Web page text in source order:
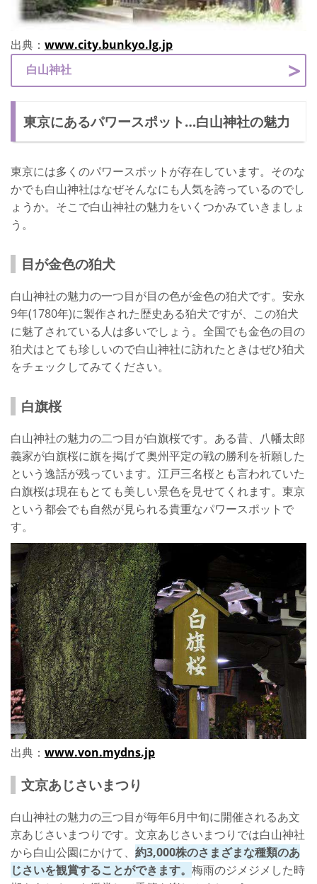
出典： www.city.bunkyo.lg.jp
白山神社
東京にあるパワースポット…白山神社の魅力
東京には多くのパワースポットが存在しています。そのな
かでも白山神社はなぜそんなにも人気を誇っているのでし
ょうか。そこで白山神社の魅力をいくつかみていきましょ
う。
目が金色の狛犬
白山神社の魅力の一つ目が目の色が金色の狛犬です。安永
9年(1780年)に製作された歴史ある狛犬ですが、この狛犬
に魅了されている人は多いでしょう。全国でも金色の目の
狛犬はとても珍しいので白山神社に訪れたときはぜひ狛犬
をチェックしてみてください。
白旗桜
白山神社の魅力の二つ目が白旗桜です。ある昔、八幡太郎
義家が白旗桜に旗を掲げて奥州平定の戦の勝利を祈願した
という逸話が残っています。江戸三名桜とも言われていた
白旗桜は現在もとても美しい景色を見せてくれます。東京
という都会でも自然が見られる貴重なパワースポットで
す。
出典： www.von.mydns.jp
文京あじさいまつり
白山神社の魅力の三つ目が毎年6月中旬に開催されるあ文
京あじさいまつりです。文京あじさいまつりでは白山神社
から白山公園にかけて、 約3,000株のさまざまな種類のあ
じさいを観賞することができます。 梅雨のジメジメした時